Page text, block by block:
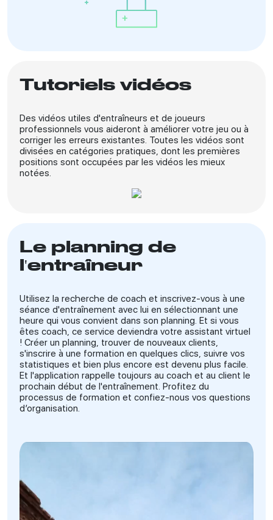
Tutoriels vidéos
Des vidéos utiles d'entraîneurs et de joueurs
professionnels vous aideront à améliorer votre jeu ou à
corriger les erreurs existantes. Toutes les vidéos sont
divisées en catégories pratiques, dont les premières
positions sont occupées par les vidéos les mieux
notées.
Le planning de
l'entraîneur
Utilisez la recherche de coach et inscrivez-vous à une
séance d'entraînement avec lui en sélectionnant une
heure qui vous convient dans son planning. Et si vous
êtes coach, ce service deviendra votre assistant virtuel
! Créer un planning, trouver de nouveaux clients,
s'inscrire à une formation en quelques clics, suivre vos
statistiques et bien plus encore est devenu plus facile.
Et l'application rappelle toujours au coach et au client le
prochain début de l'entraînement. Profitez du
processus de formation et confiez-nous vos questions
d’organisation.